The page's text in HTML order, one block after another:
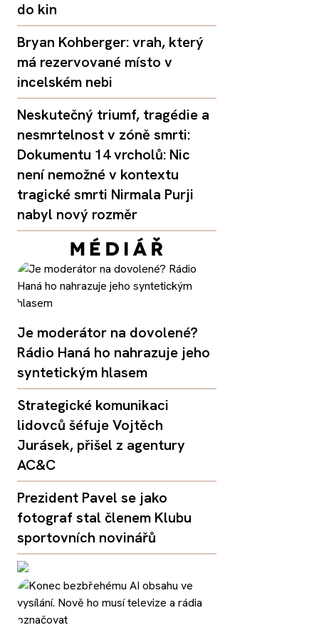
do kin
Bryan Kohberger: vrah, který
má rezervované místo v
incelském nebi
Neskutečný triumf, tragédie a
nesmrtelnost v zóně smrti:
Dokumentu 14 vrcholů: Nic
není nemožné v kontextu
tragické smrti Nirmala Purji
nabyl nový rozměr
Je moderátor na dovolené?
Rádio Haná ho nahrazuje jeho
syntetickým hlasem
Strategické komunikaci
lidovců šéfuje Vojtěch
Jurásek, přišel z agentury
AC&C
Prezident Pavel se jako
fotograf stal členem Klubu
sportovních novinářů